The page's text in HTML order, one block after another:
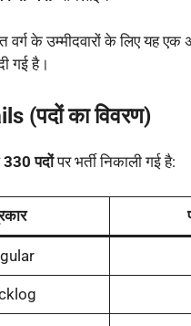
वर्ग के उम्मीदवारों के लिए यह
गई है।
(पदों का विवरण)
330 पदोंपर भर्ती निकाली गई है: